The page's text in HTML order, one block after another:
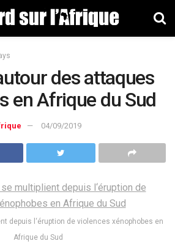
des attaques
en Afrique du Sud
04/09/2019
depuis l‘éruption de violences xénophobes en
Afrique du Sud